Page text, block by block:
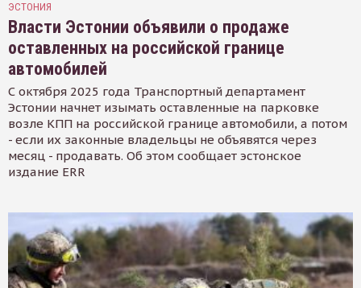
ЭСТОНИЯ
Власти Эстонии объявили о продаже
оставленных на российской границе
автомобилей
С октября 2025 года Транспортный департамент
Эстонии начнет изымать оставленные на парковке
возле КПП на российской границе автомобили, а потом
- если их законные владельцы не объявятся через
месяц - продавать. Об этом сообщает эстонское
издание ERR